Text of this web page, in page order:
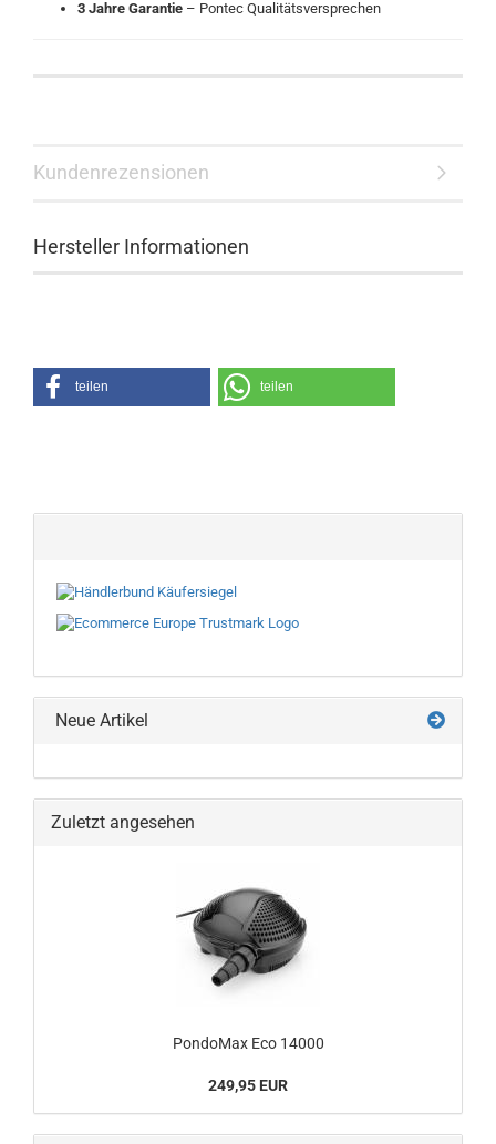
3 Jahre Garantie – Pontec Qualitätsversprechen
Kundenrezensionen
Hersteller Informationen
teilen teilen
Neue Artikel
Zuletzt angesehen
PondoMax Eco 14000
249,95 EUR